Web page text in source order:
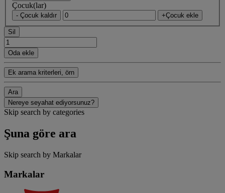
Çocuk(lar)
- Çocuk kaldır +Çocuk ekle
Sil
Oda ekle
Ek arama kriterleri, örn
Ara
Nereye seyahat ediyorsunuz?
Skip search by categories
Şuna göre ara
Skip search by Markalar
Markalar